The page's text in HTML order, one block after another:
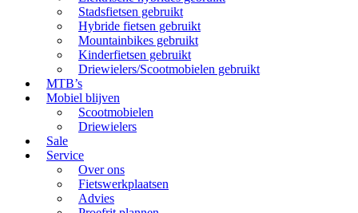
Stadsfietsen gebruikt
Hybride fietsen gebruikt
Mountainbikes gebruikt
Kinderfietsen gebruikt
Driewielers/Scootmobielen gebruikt
MTB’s
Mobiel blijven
Scootmobielen
Driewielers
Sale
Service
Over ons
Fietswerkplaatsen
Advies